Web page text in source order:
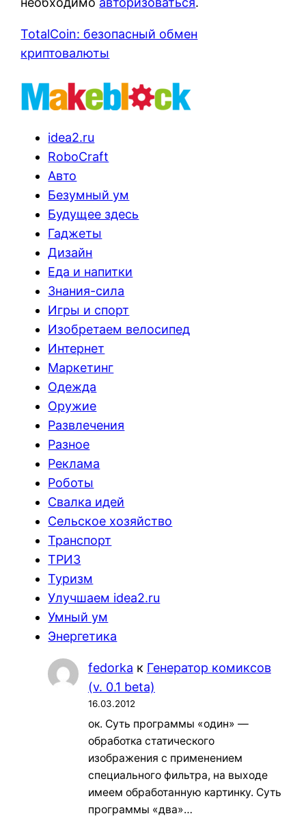
TotalCoin: безопасный обмен
криптовалюты
idea2.ru
RoboCraft
Авто
Безумный ум
Будущее здесь
Гаджеты
Дизайн
Еда и напитки
Знания-сила
Игры и спорт
Изобретаем велосипед
Интернет
Маркетинг
Одежда
Оружие
Развлечения
Разное
Реклама
Роботы
Свалка идей
Сельское хозяйство
Транспорт
ТРИЗ
Туризм
Улучшаем idea2.ru
Умный ум
Энергетика
fedorka к Генератор комиксов
(v. 0.1 beta)
16.03.2012
ок. Суть программы «один» —
обработка статического
изображения с применением
специального фильтра, на выходе
имеем обработанную картинку. Суть
программы «два»…